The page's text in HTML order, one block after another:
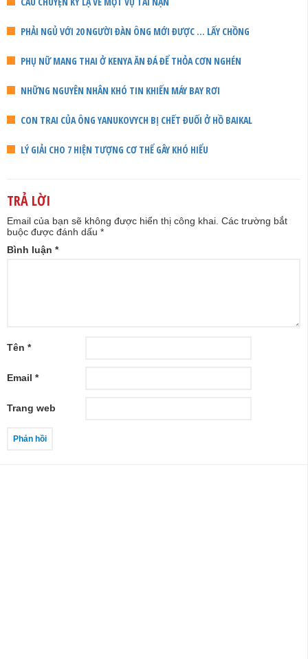
PHẢI NGỦ VỚI 20 NGƯỜI ĐÀN ÔNG MỚI ĐƯỢC … LẤY CHỒNG
PHỤ NỮ MANG THAI Ở KENYA ĂN ĐÁ ĐỂ THỎA CƠN NGHÉN
NHỮNG NGUYÊN NHÂN KHÓ TIN KHIẾN MÁY BAY RƠI
CON TRAI CỦA ÔNG YANUKOVYCH BỊ CHẾT ĐUỐI Ở HỒ BAIKAL
LÝ GIẢI CHO 7 HIỆN TƯỢNG CƠ THỂ GÂY KHÓ HIỂU
TRẢ LỜI
Email của bạn sẽ không được hiển thị công khai. Các trường bắt
buộc được đánh dấu *
Bình luận *
Tên *
Email *
Trang web